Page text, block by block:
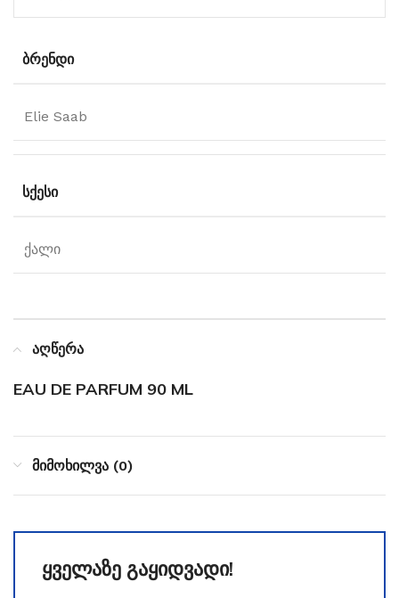
ᲑᲠᲔᲜᲓᲘ
Elie Saab
ᲡᲥᲔᲡᲘ
ქალი
აღწერა
EAU DE PARFUM 90 ML
მიმოხილვა (0)
ყველაზე გაყიდვადი!